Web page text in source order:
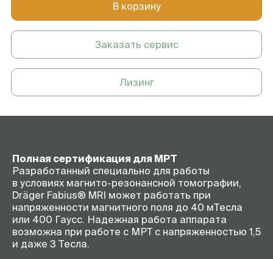
В корзину
Заказать сервис
Лизинг
Полная сертификация для МРТ
Разработанный специально для работы
в условиях магнито-резонансной томографии,
Dräger Fabius® MRI может работать при
напряженности магнитного поля до 40 мТесла
или 400 Гаусс. Надежная работа аппарата
возможна при работе с МРТ с напряженностью 1,5
и даже 3 Тесла.